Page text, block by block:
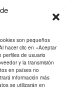
son pequeños
hacer clic en «Aceptar
perfiles de usuario
y la transmisión
en países no
información más
se utilizarán en